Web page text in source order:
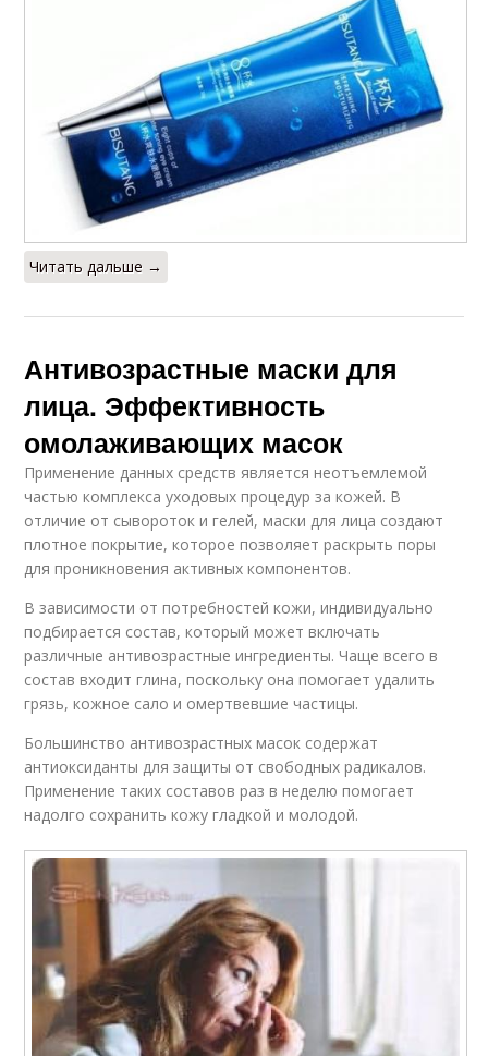
Читать дальше →
Антивозрастные маски для
лица. Эффективность
омолаживающих масок
Применение данных средств является неотъемлемой
частью комплекса уходовых процедур за кожей. В
отличие от сывороток и гелей, маски для лица создают
плотное покрытие, которое позволяет раскрыть поры
для проникновения активных компонентов.
В зависимости от потребностей кожи, индивидуально
подбирается состав, который может включать
различные антивозрастные ингредиенты. Чаще всего в
состав входит глина, поскольку она помогает удалить
грязь, кожное сало и омертвевшие частицы.
Большинство антивозрастных масок содержат
антиоксиданты для защиты от свободных радикалов.
Применение таких составов раз в неделю помогает
надолго сохранить кожу гладкой и молодой.